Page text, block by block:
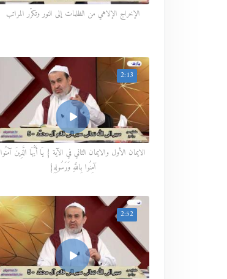
الإخراج الإلاهي من الظلمات إلى النور وتكرّر المراتب
2:13
الايمان الأول والايمان الثاني في الآية { يَا أَيُّهَا الَّذِينَ آمَنُوا
آمِنُوا بِاللَّهِ وَرَسُولِهِ}
2:52